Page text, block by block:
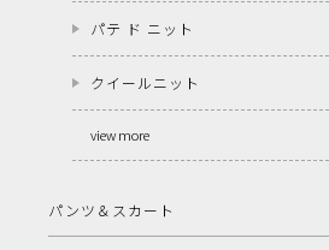
パテ ド ニット
クイールニット
view more
パンツ＆スカート